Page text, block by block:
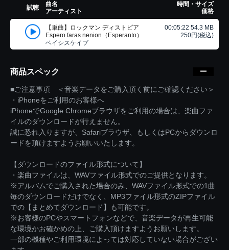
試聴
曲名
アーティスト
時間・サイズ
価格
【単曲】ロックマン ディストピア
Espero faras nenion（Esperanto）
ベイシスケイプ
00:05:22 54.3 MB
250円(税込)
商品スペック
■ご注意事項 ＜音楽データをご購入頂く前にご確認ください＞
・iPhoneをご利用のお客様へ
iPhoneでGoogle Chromeブラウザをご利用の場合は、楽曲ファ
イルのダウンロードが行えません。
誠に恐れ入りますが、Safariブラウザ、もしくはPCからダウンロ
ードを頂けますようお願いいたします。
【ダウンロードのファイル形式について】
・楽曲ファイルは、WAVファイル形式でのご提供となります。
※アルバムでご購入された場合のみ、WAVファイル形式での1曲
毎のダウンロードだけでなく、MP3ファイル形式のZIPファイル
での【まとめてダウンロード】も可能です。
※お客様のPCやスマートフォンなどで、音楽データが再生可能
な環境かお確かめの上、ご購入頂けますようお願いします。
一部の機種やご利用環境によっては対応していない場合がござい